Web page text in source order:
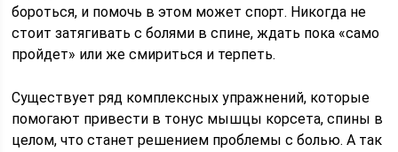
бороться, и помочь в этом может спорт. Никогда не
стоит затягивать с болями в спине, ждать пока «само
пройдет» или же смириться и терпеть.
Существует ряд комплексных упражнений, которые
помогают привести в тонус мышцы корсета, спины в
целом, что станет решением проблемы с болью. А так